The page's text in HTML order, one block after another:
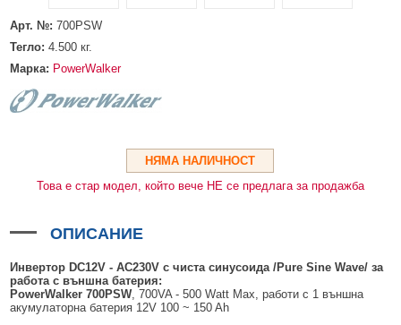
ГЪВКАВИ ГОФРИРАНИ ТРЪБИ
POE УДЪЛЖИТЕЛИ И POE СПЛИТЕРИ
МИКРОФОНИ И ГОВОРИТЕЛИ ЗА ВИДЕОНАБЛЮДЕНИЕ
УПРАВЛЕНИЯ ЗА ВЪРТЯЩИ КАМЕРИ
ГРЪМОЗАЩИТИ
ПВЦ КУТИИ
МЕДИА КОНВЕРТОРИ И SFP МОДУЛИ
БЕЗЖИЧНИ АЛАРМЕНИ СИСТЕМИ AJAX
Арт. №:700PSW
Тегло:4.500 кг.
Марка: PowerWalker
НЯМА НАЛИЧНОСТ
Това е стар модел, който вече НЕ се предлага за продажба
ОПИСАНИЕ
Инвертор DC12V - AC230V с чиста синусоида /Pure Sine Wave/ за
работа с външна батерия:
PowerWalker 700PSW, 700VA - 500 Watt Max, работи с 1 външна
акумулаторна батерия 12V 100 ~ 150 Ah